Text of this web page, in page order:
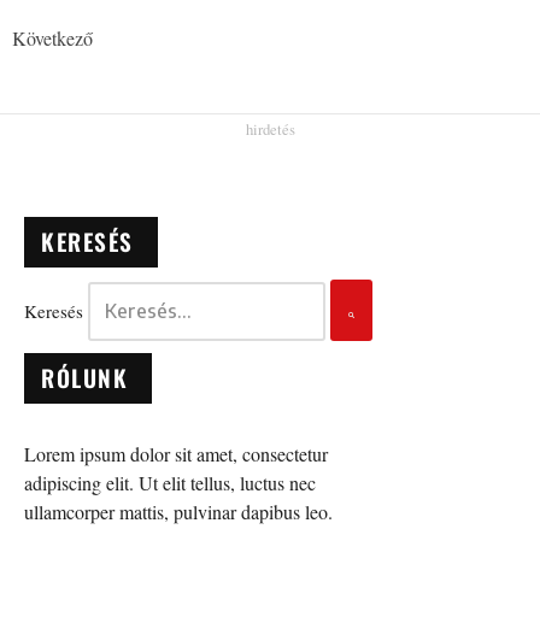
Következő
KERESÉS
Keresés
RÓLUNK
Lorem ipsum dolor sit amet, consectetur
adipiscing elit. Ut elit tellus, luctus nec
ullamcorper mattis, pulvinar dapibus leo.